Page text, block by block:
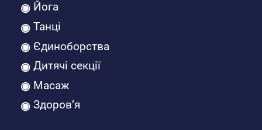
Йога
Танці
Єдиноборства
Дитячі секції
Масаж
Здоров’я